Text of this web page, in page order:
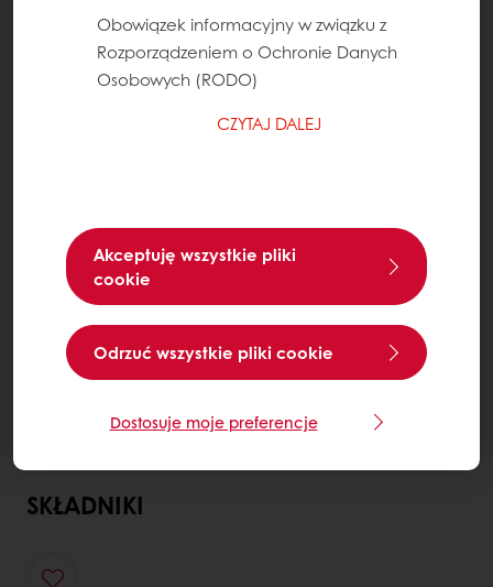
SKŁADNIKI
Obowiązek informacyjny w związku z
Rozporządzeniem o Ochronie Danych
Osobowych (RODO)
CZYTAJ DALEJ
Akceptuję wszystkie pliki
cookie
Odrzuć wszystkie pliki cookie
Dostosuje moje preferencje